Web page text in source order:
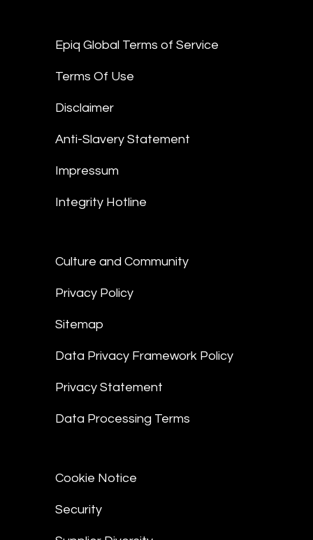
Epiq Global Terms of Service
Terms Of Use
Disclaimer
Anti-Slavery Statement
Impressum
Integrity Hotline
Culture and Community
Privacy Policy
Sitemap
Data Privacy Framework Policy
Privacy Statement
Data Processing Terms
Cookie Notice
Security